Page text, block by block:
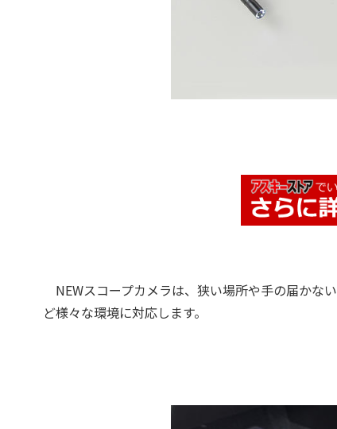
NEWスコープカメラは、狭い場所や手の届かな
ど様々な環境に対応します。